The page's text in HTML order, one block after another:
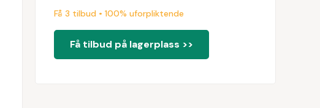
Få 3 tilbud • 100% uforpliktende
Få tilbud på lagerplass >>